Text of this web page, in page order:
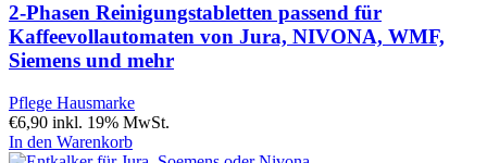
2-Phasen Reinigungstabletten passend für
Kaffeevollautomaten von Jura, NIVONA, WMF,
Siemens und mehr
Pflege Hausmarke
€6,90 inkl. 19% MwSt.
In den Warenkorb